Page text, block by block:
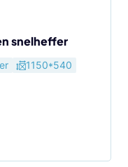
snelheffer
1150*540